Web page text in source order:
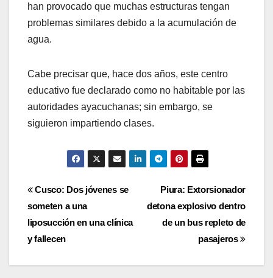
han provocado que muchas estructuras tengan
problemas similares debido a la acumulación de
agua.
Cabe precisar que, hace dos años, este centro
educativo fue declarado como no habitable por las
autoridades ayacuchanas; sin embargo, se
siguieron impartiendo clases.
Navegación
de
entradas
Piura: Extorsionador
detona explosivo dentro
de un bus repleto de
pasajeros
Cusco: Dos jóvenes se
someten a una
liposucción en una clínica
y fallecen